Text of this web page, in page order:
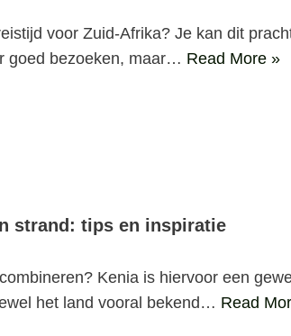
voor Zuid-Afrika? Je kan dit
goed bezoeken, maar… Read More »
strand: tips en inspiratie
Kenia is hiervoor een
het land vooral bekend… Read